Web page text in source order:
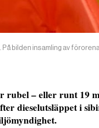
bilden insamling av
rubel – eller runt 19
dieselutsläppet i